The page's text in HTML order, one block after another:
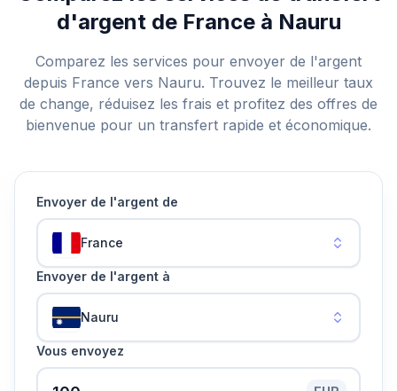
d'argent de France à Nauru
Comparez les services pour envoyer de l'argent
depuis France vers Nauru. Trouvez le meilleur taux
de change, réduisez les frais et profitez des offres de
bienvenue pour un transfert rapide et économique.
Envoyer de l'argent de
France
Envoyer de l'argent à
Nauru
Vous envoyez